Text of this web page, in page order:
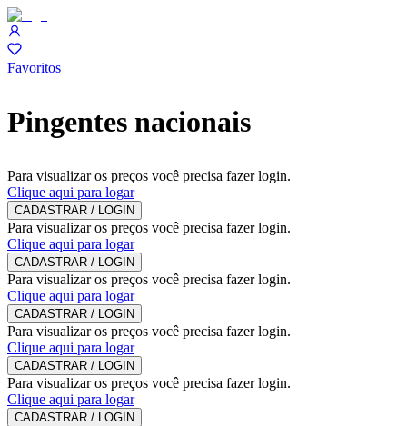
Favoritos
Pingentes nacionais
Para visualizar os preços você precisa fazer login.
Clique aqui para logar
CADASTRAR / LOGIN
Para visualizar os preços você precisa fazer login.
Clique aqui para logar
CADASTRAR / LOGIN
Para visualizar os preços você precisa fazer login.
Clique aqui para logar
CADASTRAR / LOGIN
Para visualizar os preços você precisa fazer login.
Clique aqui para logar
CADASTRAR / LOGIN
Para visualizar os preços você precisa fazer login.
Clique aqui para logar
CADASTRAR / LOGIN